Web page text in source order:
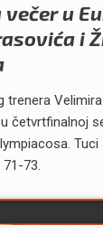
u
i
trenera
četvrtfinalnoj
73.